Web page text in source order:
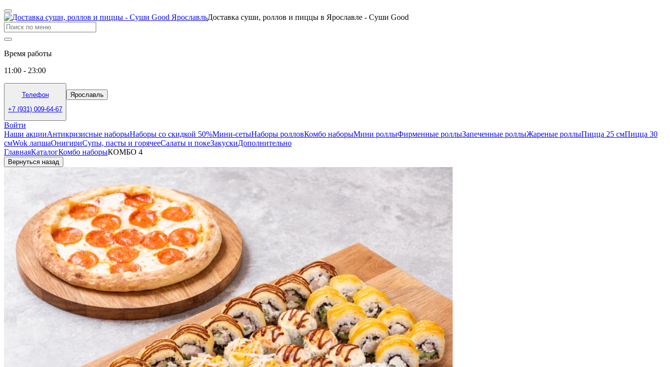
Доставка суши, роллов и пиццы в Ярославле - Суши Good
Время работы
11:00 - 23:00
Телефон
+7 (931) 009-64-67
Ярославль
Войти
Наши акцииАнтикризисные наборыНаборы со скидкой 50%Мини-сетыНаборы ролловКомбо наборыМини роллыФирменные роллыЗапеченные роллыЖареные роллыПицца 25 смПицца 30
смWok лапшаОнигириСупы, пасты и горячееСалаты и покеЗакускиДополнительно
ГлавнаяКаталогКомбо наборыКОМБО 4
Вернуться назад